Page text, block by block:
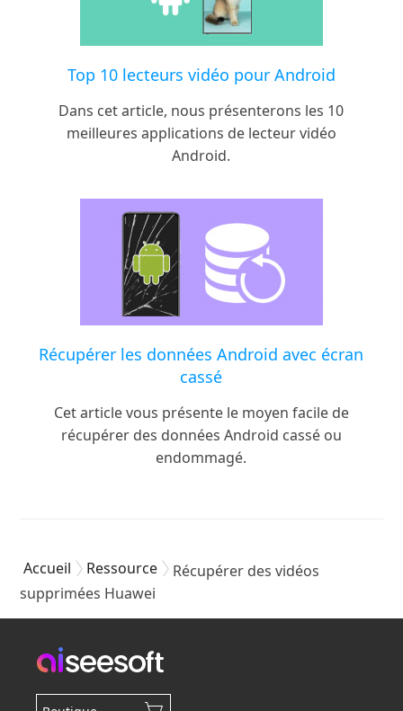
Top 10 lecteurs vidéo pour Android
Dans cet article, nous présenterons les 10
meilleures applications de lecteur vidéo
Android.
Récupérer les données Android avec écran
cassé
Cet article vous présente le moyen facile de
récupérer des données Android cassé ou
endommagé.
Accueil Ressource
Récupérer des vidéos
supprimées Huawei